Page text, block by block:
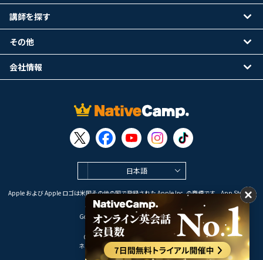
日本語
Apple および Apple ロゴは米国その他の国で登録された Apple Inc. の商標です。App Store は
Apple Inc. のサービスマークです。
Google Play は Google LLC の商標です。
Copyright © 2026 オンライン英会話
ネイティブキャンプ All Rights Reserved.
講師を探す
その他
会社情報